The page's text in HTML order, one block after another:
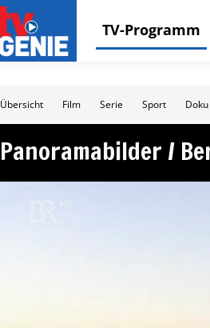
TV-Programm
Übersicht Film Serie Sport
Panoramabilder /